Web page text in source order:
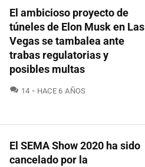
El ambicioso proyecto de
túneles de Elon Musk en Las
Vegas se tambalea ante
trabas regulatorias y
posibles multas
14 COMENTARIOS
HACE 6 AÑOS
El SEMA Show 2020 ha sido
cancelado por la